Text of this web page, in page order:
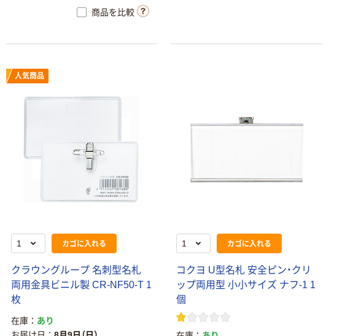
商品を比較
人気商品
カゴに入れる
クラウングループ 名刺型名札
両用金具ビニル製 CR-NF50-T 1
枚
在庫
あり
カゴに入れる
コクヨ U型名札 安全ピン・クリ
ップ両用型 小小サイズ ナフ-1 1
個